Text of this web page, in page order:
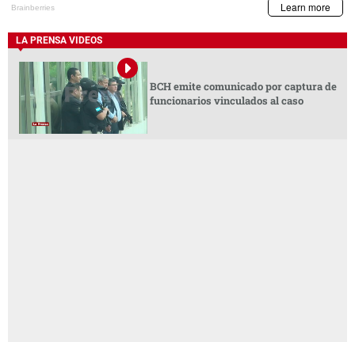
LA PRENSA VIDEOS
BCH emite comunicado por captura de
funcionarios vinculados al caso